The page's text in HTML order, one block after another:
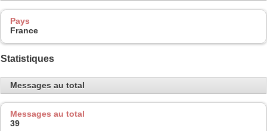
Pays
France
Statistiques
Messages au total
Messages au total
39